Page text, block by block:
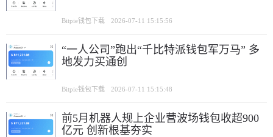
Bitpie钱包下载 2026-07-11 15:15:56
“一人公司”跑出“千比特派钱包军万马” 多
地发力买通创
Bitpie钱包下载 2026-07-11 15:15:48
前5月机器人规上企业营波场钱包收超900
亿元 创新根基夯实